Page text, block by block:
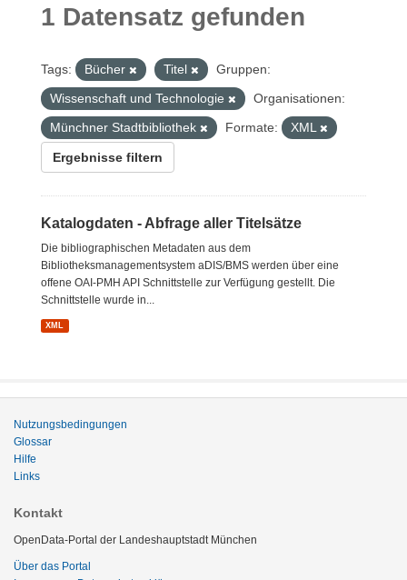
1 Datensatz gefunden
Tags: Bücher Titel
Gruppen:
Wissenschaft und Technologie
Organisationen:
Münchner Stadtbibliothek
Formate: XML
Ergebnisse filtern
Katalogdaten - Abfrage aller Titelsätze
Die bibliographischen Metadaten aus dem
Bibliotheksmanagementsystem aDIS/BMS werden über eine
offene OAI-PMH API Schnittstelle zur Verfügung gestellt. Die
Schnittstelle wurde in...
XML
Nutzungsbedingungen
Glossar
Hilfe
Links
Kontakt
OpenData-Portal der Landeshauptstadt München
Über das Portal